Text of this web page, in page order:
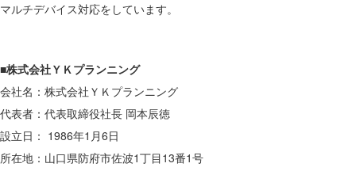
マルチデバイス対応をしています。
■株式会社ＹＫプランニング
会社名：株式会社ＹＫプランニング
代表者：代表取締役社長 岡本辰徳
設立日： 1986年1月6日
所在地：山口県防府市佐波1丁目13番1号